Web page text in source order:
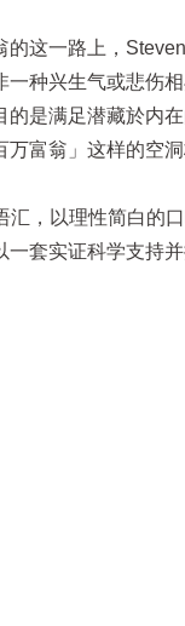
的这一路上，
一种兴生气或悲伤
是满足潜藏於内
富翁」这样的空
汇，以理性简白的
套实证科学支持